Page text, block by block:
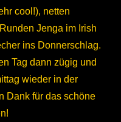
cool!), netten
Jenga im Irish
ins Donnerschlag.
Tag dann zügig und
wieder in der
Dank für das schöne